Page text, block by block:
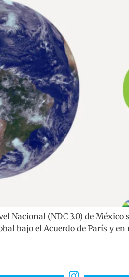
Nacional (NDC 3.0) de
bajo el Acuerdo de París y